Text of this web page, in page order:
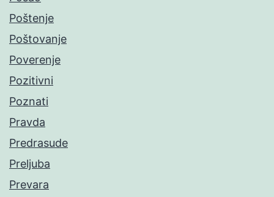
Poštenje
Poštovanje
Poverenje
Pozitivni
Poznati
Pravda
Predrasude
Preljuba
Prevara